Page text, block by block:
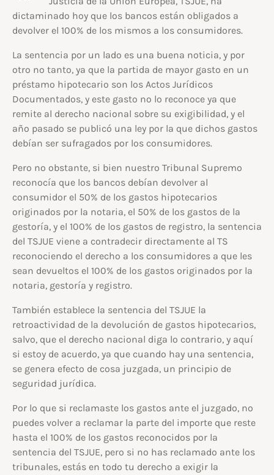
dictaminado hoy que los bancos están obligados a
devolver el 100% de los mismos a los consumidores.
La sentencia por un lado es una buena noticia, y por
otro no tanto, ya que la partida de mayor gasto en un
préstamo hipotecario son los Actos Jurídicos
Documentados, y este gasto no lo reconoce ya que
remite al derecho nacional sobre su exigibilidad, y el
año pasado se publicó una ley por la que dichos gastos
debían ser sufragados por los consumidores.
Pero no obstante, si bien nuestro Tribunal Supremo
reconocía que los bancos debían devolver al
consumidor el 50% de los gastos hipotecarios
originados por la notaria, el 50% de los gastos de la
gestoría, y el 100% de los gastos de registro, la sentencia
del TSJUE viene a contradecir directamente al TS
reconociendo el derecho a los consumidores a que les
sean devueltos el 100% de los gastos originados por la
notaria, gestoría y registro.
También establece la sentencia del TSJUE la
retroactividad de la devolución de gastos hipotecarios,
salvo, que el derecho nacional diga lo contrario, y aquí
si estoy de acuerdo, ya que cuando hay una sentencia,
se genera efecto de cosa juzgada, un principio de
seguridad jurídica.
Por lo que si reclamaste los gastos ante el juzgado, no
puedes volver a reclamar la parte del importe que reste
hasta el 100% de los gastos reconocidos por la
sentencia del TSJUE, pero si no has reclamado ante los
tribunales, estás en todo tu derecho a exigir la